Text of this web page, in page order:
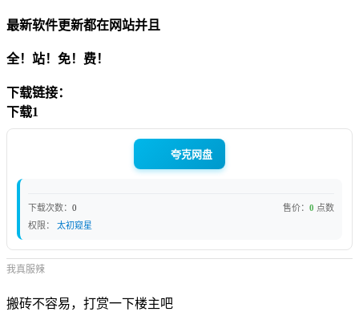
最新软件更新都在网站并且
全！站！免！费！
下载链接：
下载1
夸克网盘
下载次数： 0 售价： 0 点数
权限：
太初窥星
我真服辣
搬砖不容易，打赏一下楼主吧